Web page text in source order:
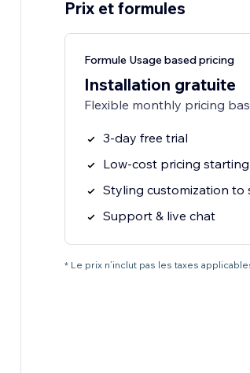
Prix et formules
Formule Usage based pricing
Installation gratuite
Flexible monthly pricing
3-day free trial
Low-cost pricing
Styling customization to
Support & live chat
* Le prix n’inclut pas les taxes